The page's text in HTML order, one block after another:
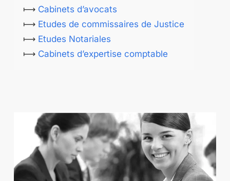
⟼ Cabinets d’avocats
⟼ Etudes de commissaires de Justice
⟼ Etudes Notariales
⟼ Cabinets d’expertise comptable